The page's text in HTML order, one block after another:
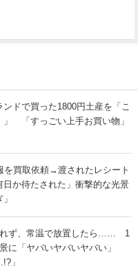
ドで買った1800円土産を「こ
」 「すっごい上手お買い物」
を買取依頼→渡されたレシート
か待たされた」衝撃的な光景
れず、常温で放置したら…… 1
に「ヤバいヤバいヤバい」
」